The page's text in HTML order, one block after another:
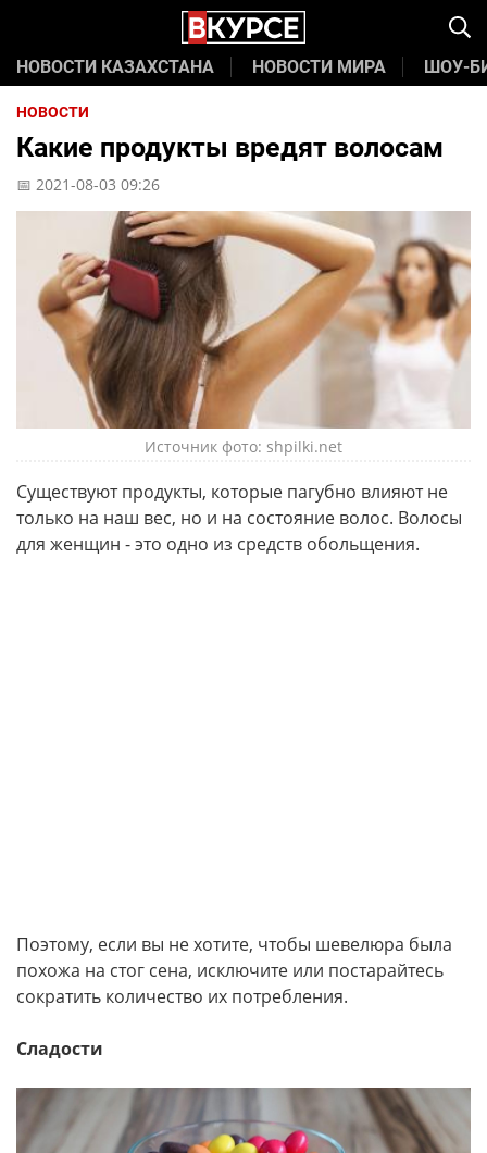
НОВОСТИ КАЗАХСТАНА НОВОСТИ МИРА ШОУ-
НОВОСТИ
Какие продукты вредят волосам
📅 2021-08-03 09:26
Источник фото: shpilki.net
Существуют продукты, которые пагубно влияют не
только на наш вес, но и на состояние волос. Волосы
для женщин - это одно из средств обольщения.
Поэтому, если вы не хотите, чтобы шевелюра была
похожа на стог сена, исключите или постарайтесь
сократить количество их потребления.
Сладости